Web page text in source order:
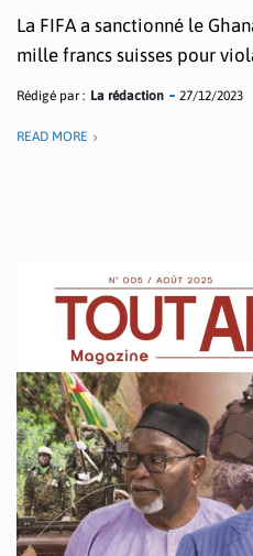
La FIFA a sanctionné le
mille francs suisses pour
Rédigé par : La rédaction 27/12/2023
READ MORE